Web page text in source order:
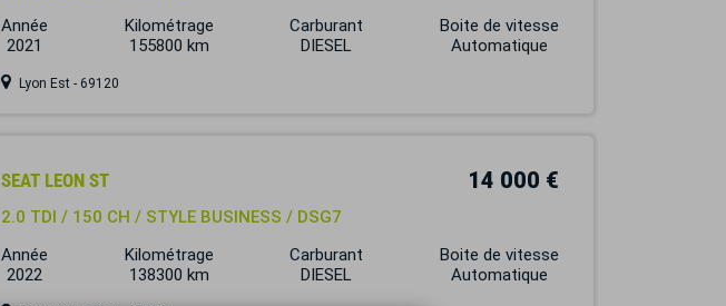
Année
2021
Kilométrage
155800 km
Carburant
DIESEL
Boite de vitesse
Automatique
Lyon Est - 69120
SEAT LEON ST 14 000 €
2.0 TDI / 150 CH / STYLE BUSINESS / DSG7
Année
2022
Kilométrage
138300 km
Carburant
DIESEL
Boite de vitesse
Automatique